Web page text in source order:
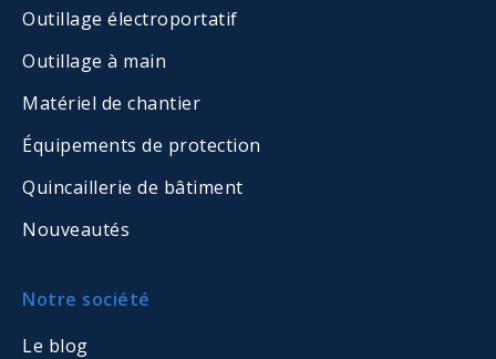
Outillage électroportatif
Outillage à main
Matériel de chantier
Équipements de protection
Quincaillerie de bâtiment
Nouveautés
Notre société
Le blog